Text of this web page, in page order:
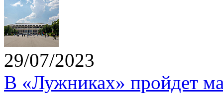
29/07/2023
В «Лужниках» пройдет